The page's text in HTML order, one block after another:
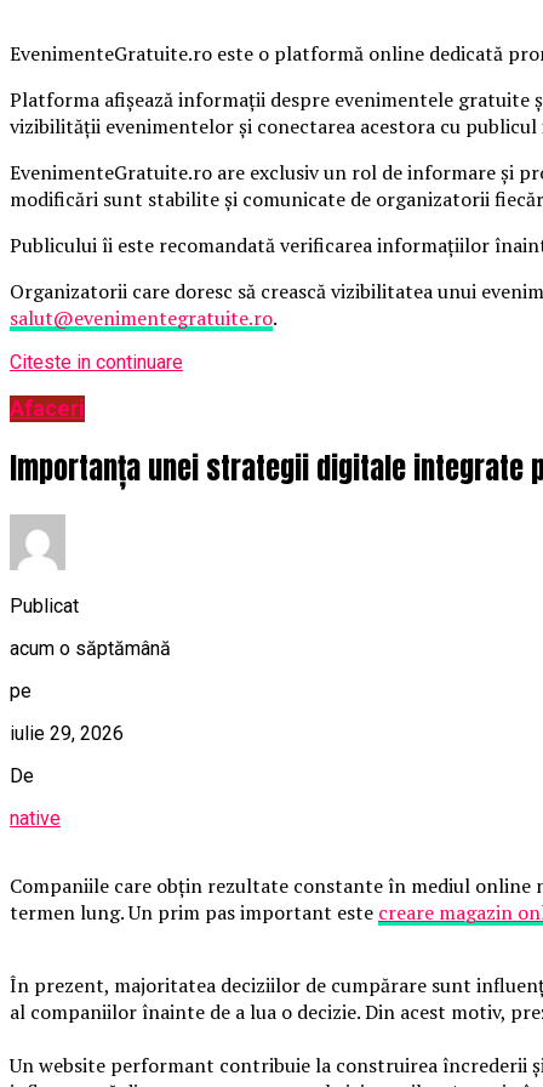
EvenimenteGratuite.ro este o platformă online dedicată
Platforma afișează informații despre evenimentele
vizibilității evenimentelor și conectarea acestora cu
EvenimenteGratuite.ro are exclusiv un rol de informare și
modificări sunt stabilite și comunicate de organizatorii
Publicului îi este recomandată verificarea informațiilor
Organizatorii care doresc să crească vizibilitatea unui
salut@evenimentegratuite.ro.
Citeste in continuare
Afaceri
Importanța unei strategii digitale integrate
Publicat
acum o săptămână
pe
iulie 29, 2026
De
native
Companiile care obțin rezultate constante în mediul online
termen lung. Un prim pas important este creare magazin
În prezent, majoritatea deciziilor de cumpărare sunt
al companiilor înainte de a lua o decizie. Din acest motiv,
Un website performant contribuie la construirea încrederii